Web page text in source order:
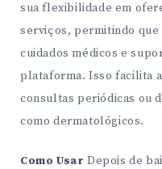
sua flexibilidade em
serviços, permitindo
cuidados médicos e
plataforma. Isso facilita
consultas periódicas ou
como dermatológicos.
Como Usar Depois de